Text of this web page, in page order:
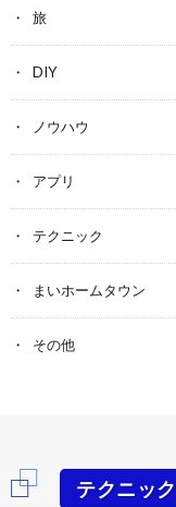
旅
DIY
ノウハウ
アプリ
テクニック
まいホームタウン
その他
テクニック